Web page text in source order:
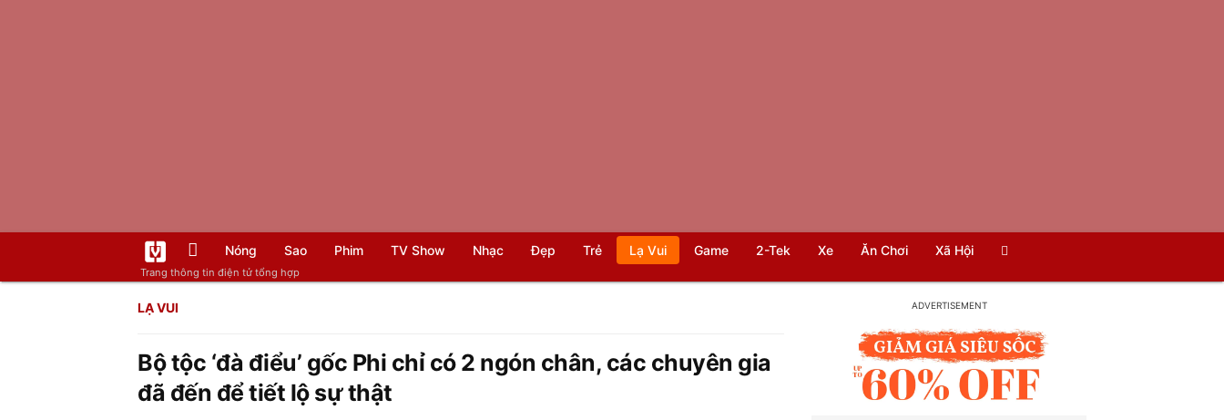
Trang thông tin điện tử tổng hợp
Nóng Sao Phim TV Show Nhạc Đẹp Trẻ Lạ Vui Game 2-Tek Xe Ăn Chơi Xã Hội
LẠ VUI
Bộ tộc ‘đà điểu’ gốc Phi chỉ có 2 ngón chân, các chuyên gia
đã đến để tiết lộ sự thật